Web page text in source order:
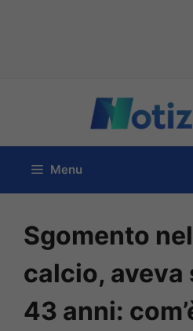
contenuto
Menu
Sgomento
calcio,
43 anni: